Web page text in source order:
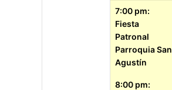
7:00 pm:
Fiesta
Patronal
Parroquia San
Agustín
8:00 pm: